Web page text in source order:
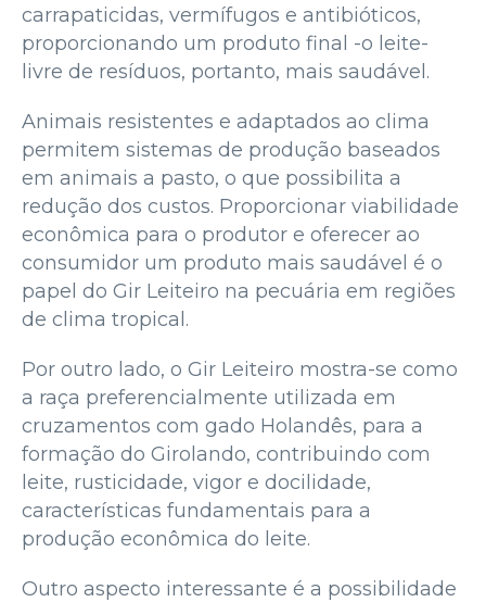
carrapaticidas, vermífugos e antibióticos,
proporcionando um produto final -o leite-
livre de resíduos, portanto, mais saudável.
Animais resistentes e adaptados ao clima
permitem sistemas de produção baseados
em animais a pasto, o que possibilita a
redução dos custos. Proporcionar viabilidade
econômica para o produtor e oferecer ao
consumidor um produto mais saudável é o
papel do Gir Leiteiro na pecuária em regiões
de clima tropical.
Por outro lado, o Gir Leiteiro mostra-se como
a raça preferencialmente utilizada em
cruzamentos com gado Holandês, para a
formação do Girolando, contribuindo com
leite, rusticidade, vigor e docilidade,
características fundamentais para a
produção econômica do leite.
Outro aspecto interessante é a possibilidade